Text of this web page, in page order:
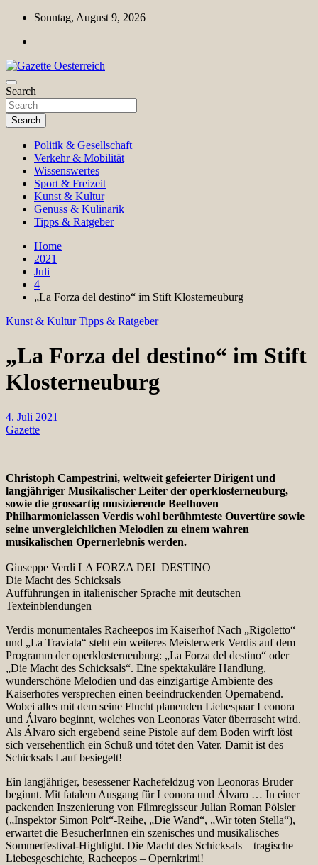
Skip
content
Sonntag, August 9, 2026
Gazette Oesterreich
Magazin für Freizeit, Politik, Kultur & Wissenschaft
Search
Search
Politik & Gesellschaft
Verkehr & Mobilität
Wissenswertes
Sport & Freizeit
Kunst & Kultur
Genuss & Kulinarik
Tipps & Ratgeber
Home
2021
Juli
4
„La Forza del destino“ im Stift Klosterneuburg
Kunst & Kultur Tipps & Ratgeber
„La Forza del destino“ im Stift
Klosterneuburg
4. Juli 2021
Gazette
Christoph Campestrini, weltweit gefeierter Dirigent und
langjähriger Musikalischer Leiter der operklosterneuburg,
sowie die grossartig musizierende Beethoven
Philharmonielassen Verdis wohl berühmteste Ouvertüre sowie
seine unvergleichlichen Melodien zu einem wahren
musikalischen Opernerlebnis werden.
Giuseppe Verdi LA FORZA DEL DESTINO
Die Macht des Schicksals
Aufführungen in italienischer Sprache mit deutschen
Texteinblendungen
Verdis monumentales Racheepos im Kaiserhof Nach „Rigoletto“
und „La Traviata“ steht ein weiteres Meisterwerk Verdis auf dem
Programm der operklosterneuburg: „La Forza del destino“ oder
„Die Macht des Schicksals“. Eine spektakuläre Handlung,
wunderschöne Melodien und das einzigartige Ambiente des
Kaiserhofes versprechen einen beeindruckenden Opernabend.
Wobei alles mit dem seine Flucht planenden Liebespaar Leonora
und Álvaro beginnt, welches von Leonoras Vater überrascht wird.
Als Álvaro sich ergebend seine Pistole auf dem Boden wirft löst
sich versehentlich ein Schuß und tötet den Vater. Damit ist des
Schicksals Lauf besiegelt!
Ein langjähriger, besessener Rachefeldzug von Leonoras Bruder
beginnt. Mit fatalem Ausgang für Leonora und Álvaro … In einer
packenden Inszenierung von Filmregisseur Julian Roman Pölsler
(„Inspektor Simon Polt“-Reihe, „Die Wand“, „Wir töten Stella“),
erwartet die BesucherInnen ein szenisches und musikalisches
Sommerfestival-Highlight. Die Macht des Schicksals – tragische
Liebesgeschichte, Racheepos – Opernkrimi!